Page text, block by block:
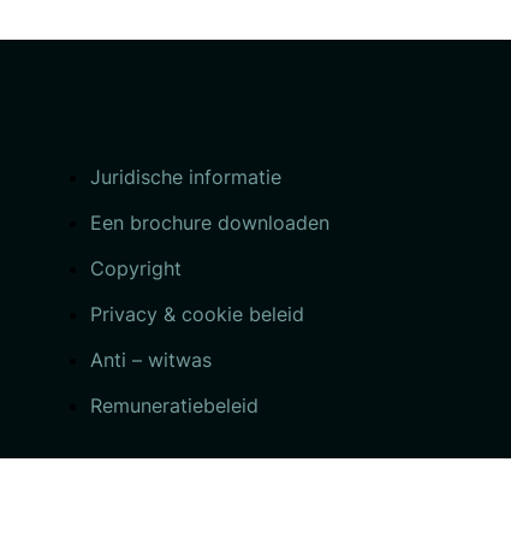
Juridische informatie
Een brochure downloaden
Copyright
Privacy & cookie beleid
Anti – witwas
Remuneratiebeleid